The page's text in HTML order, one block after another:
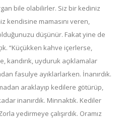
bile olabilirler. Siz bir kediniz
kendisine mamasını veren,
düşünür. Fakat yine de
“Küçükken kahve içerlerse,
kandırık, uyduruk açıklamalar
fasulye ayıklarlarken. İnanırdık.
araklayıp kedilere götürüp,
inanırdık. Minnaktık. Kediler
yedirmeye çalışırdık. Oramız